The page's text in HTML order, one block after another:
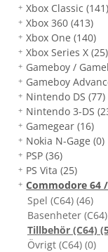
Xbox Classic(141)
Xbox 360(413)
Xbox One(140)
Xbox Series X(25)
Gameboy /
Gameboy
Nintendo DS(77)
Nintendo 3-DS
Gamegear(16)
Nokia N-Gage(0)
PSP(36)
PS Vita(25)
Commodore 64
Spel (C64) (46)
Basenheter (C64)
Tillbehör (C64)
Övrigt (C64) (0)